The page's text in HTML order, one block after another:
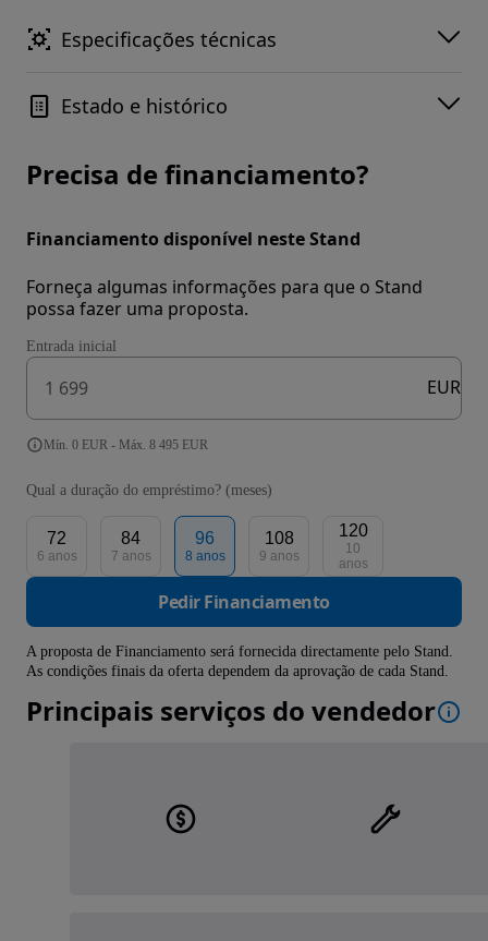
Especificações técnicas
Estado e histórico
Precisa de financiamento?
Financiamento disponível neste Stand
Forneça algumas informações para que o Stand
possa fazer uma proposta.
Entrada inicial
EUR
Mín. 0 EUR - Máx. 8 495 EUR
Qual a duração do empréstimo? (meses)
72
6 anos
84
7 anos
96
8 anos
108
9 anos
120
10
anos
Pedir Financiamento
A proposta de Financiamento será fornecida directamente pelo Stand.
As condições finais da oferta dependem da aprovação de cada Stand.
Principais serviços do vendedor